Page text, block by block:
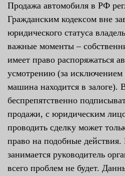
Продажа автомобиля в РФ
Гражданским кодексом вне
юридического статуса
важные моменты –
имеет право распоряжаться
усмотрению (за исключением
машина находится в залоге).
беспрепятственно
продажи, с юридическим
проводить сделку может
право на подобные
занимается руководитель
всего проблем не будет.